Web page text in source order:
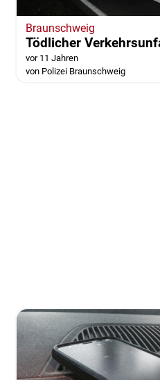
Braunschweig
Tödlicher
vor 11 Jahren
von Polizei Braunschweig